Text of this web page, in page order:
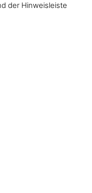
der Hinweisleiste